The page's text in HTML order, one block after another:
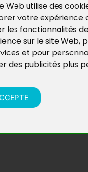
Web utilise des
votre expérience
les fonctionnalités
sur le site Web,
et pour
des publicités plus